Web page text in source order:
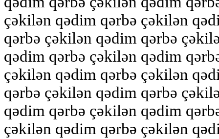
çəkilən qədim qərbə çəkilən
qərbə çəkilən qədim qərbə
qədim qərbə çəkilən qədim
çəkilən qədim qərbə çəkilən
qərbə çəkilən qədim qərbə
qədim qərbə çəkilən qədim
çəkilən qədim qərbə çəkilən